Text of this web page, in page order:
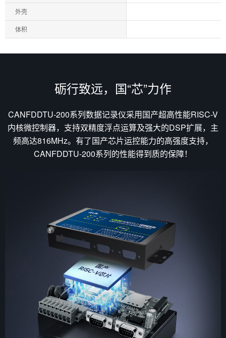
外壳
体积
砺行致远，国“芯”力作
CANFDDTU-200系列数据记录仪采用国产超高性能RISC-V
内核微控制器，支持双精度浮点运算及强大的DSP扩展，主
频高达816MHz。有了国产芯片运控能力的高强度支持，
CANFDDTU-200系列的性能得到质的保障！